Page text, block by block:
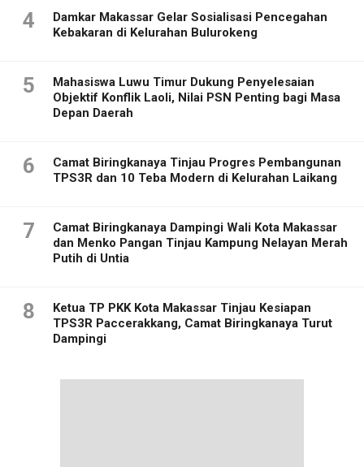
4
Damkar Makassar Gelar Sosialisasi Pencegahan
Kebakaran di Kelurahan Bulurokeng
5
Mahasiswa Luwu Timur Dukung Penyelesaian
Objektif Konflik Laoli, Nilai PSN Penting bagi Masa
Depan Daerah
6
Camat Biringkanaya Tinjau Progres Pembangunan
TPS3R dan 10 Teba Modern di Kelurahan Laikang
7
Camat Biringkanaya Dampingi Wali Kota Makassar
dan Menko Pangan Tinjau Kampung Nelayan Merah
Putih di Untia
8
Ketua TP PKK Kota Makassar Tinjau Kesiapan
TPS3R Paccerakkang, Camat Biringkanaya Turut
Dampingi